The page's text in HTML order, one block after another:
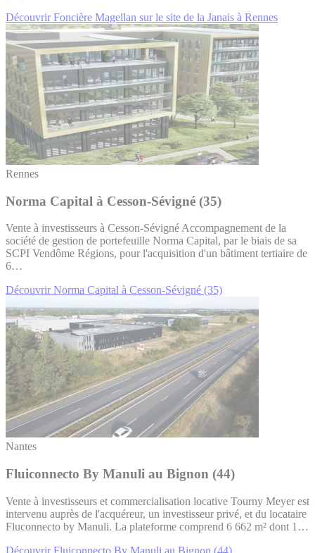
Découvrir Foncière Magellan sur le site de la Janais à Rennes
Rennes
Norma Capital à Cesson-Sévigné (35)
Vente à investisseurs à Cesson-Sévigné Accompagnement de la
société de gestion de portefeuille Norma Capital, par le biais de sa
SCPI Vendôme Régions, pour l'acquisition d'un bâtiment tertiaire de
6…
Découvrir Norma Capital à Cesson-Sévigné (35)
Nantes
Fluiconnecto By Manuli au Bignon (44)
Vente à investisseurs et commercialisation locative Tourny Meyer est
intervenu auprès de l'acquéreur, un investisseur privé, et du locataire
Fluconnecto by Manuli. La plateforme comprend 6 662 m² dont 1…
Découvrir Fluiconnecto By Manuli au Bignon (44)